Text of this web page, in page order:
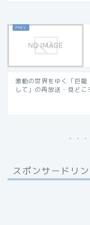
激動の世界をゆく「巨龍
して」の再放送・見どこ
スポンサードリン